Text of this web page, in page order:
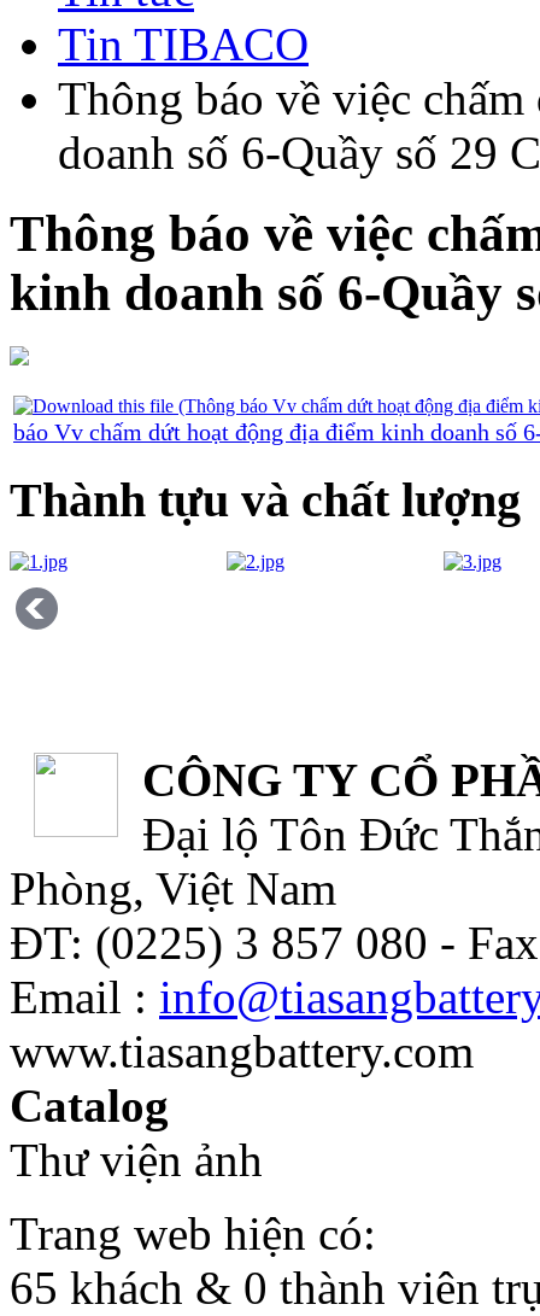
Tin TIBACO
Thông báo về việc
doanh số 6-Quầy số 29
Thông báo về việc
kinh doanh số 6-Quầy
báo Vv chấm dứt hoạt động địa điểm kinh doanh số
Thành tựu và chất lượng
CÔNG TY CỔ
Đại lộ Tôn Đức
Phòng, Việt Nam
ĐT: (0225) 3 857 080 -
Email :
www.tiasangbattery.com
Catalog
Thư viện ảnh
Trang web hiện có:
65 khách & 0 thành viên